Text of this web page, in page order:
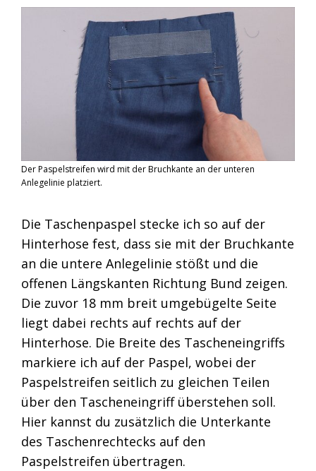
Der Paspelstreifen wird mit der Bruchkante an der unteren
Anlegelinie platziert.
Die Taschenpaspel stecke ich so auf der
Hinterhose fest, dass sie mit der Bruchkante
an die untere Anlegelinie stößt und die
offenen Längskanten Richtung Bund zeigen.
Die zuvor 18 mm breit umgebügelte Seite
liegt dabei rechts auf rechts auf der
Hinterhose. Die Breite des Tascheneingriffs
markiere ich auf der Paspel, wobei der
Paspelstreifen seitlich zu gleichen Teilen
über den Tascheneingriff überstehen soll.
Hier kannst du zusätzlich die Unterkante
des Taschenrechtecks auf den
Paspelstreifen übertragen.